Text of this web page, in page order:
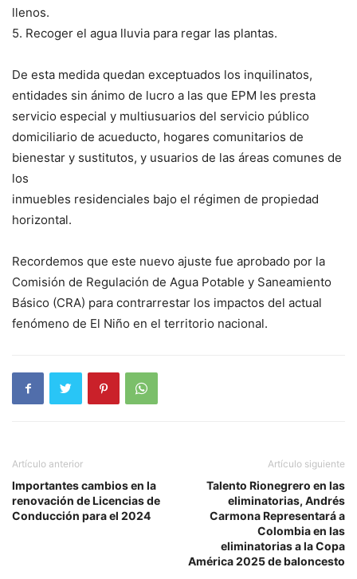
llenos.
5. Recoger el agua lluvia para regar las plantas.
De esta medida quedan exceptuados los inquilinatos,
entidades sin ánimo de lucro a las que EPM les presta
servicio especial y multiusuarios del servicio público
domiciliario de acueducto, hogares comunitarios de
bienestar y sustitutos, y usuarios de las áreas comunes de
los
inmuebles residenciales bajo el régimen de propiedad
horizontal.
Recordemos que este nuevo ajuste fue aprobado por la
Comisión de Regulación de Agua Potable y Saneamiento
Básico (CRA) para contrarrestar los impactos del actual
fenómeno de El Niño en el territorio nacional.
Artículo anterior
Importantes cambios en la
renovación de Licencias de
Conducción para el 2024
Artículo siguiente
Talento Rionegrero en las
eliminatorias, Andrés
Carmona Representará a
Colombia en las
eliminatorias a la Copa
América 2025 de baloncesto